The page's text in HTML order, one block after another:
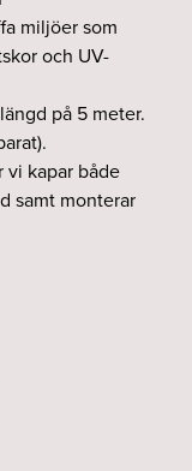
miljöer som
och UV-
på 5 meter.
vi kapar både
samt monterar